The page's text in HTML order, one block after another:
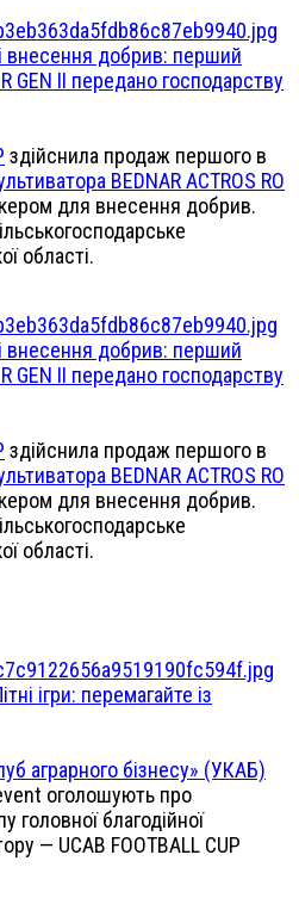
внесення добрив: перший
GEN II передано господарству
здійснила продаж першого в
BEDNAR ACTROS RO
для внесення добрив.
області.
внесення добрив: перший
GEN II передано господарству
здійснила продаж першого в
BEDNAR ACTROS RO
для внесення добрив.
області.
ігри: перемагайте із
аграрного бізнесу» (УКАБ)
оголошують про
головної благодійної
— UCAB FOOTBALL CUP